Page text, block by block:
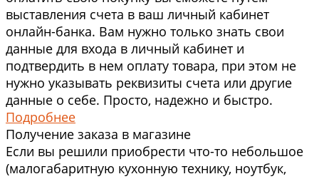
выставления счета в ваш личный кабинет
онлайн-банка. Вам нужно только знать свои
данные для входа в личный кабинет и
подтвердить в нем оплату товара, при этом не
нужно указывать реквизиты счета или другие
данные о себе. Просто, надежно и быстро.
Подробнее
Получение заказа в магазине
Если вы решили приобрести что-то небольшое
(малогабаритную кухонную технику, ноутбук,